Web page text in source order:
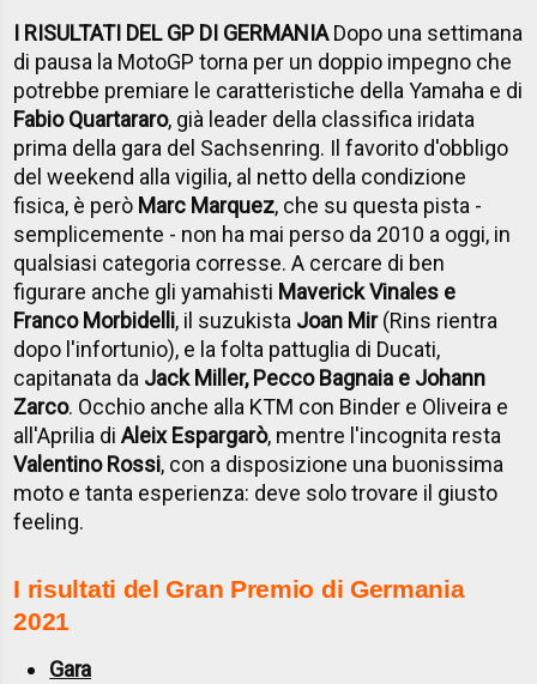
I RISULTATI DEL GP DI GERMANIADopo una settimana
di pausa la MotoGP torna per un doppio impegno che
potrebbe premiare le caratteristiche della Yamaha e di
Fabio Quartararo, già leader della classifica iridata
prima della gara del Sachsenring. Il favorito d'obbligo
del weekend alla vigilia, al netto della condizione
fisica, è però Marc Marquez, che su questa pista -
semplicemente - non ha mai perso da 2010 a oggi, in
qualsiasi categoria corresse. A cercare di ben
figurare anche gli yamahisti Maverick Vinales e
Franco Morbidelli, il suzukista Joan Mir(Rins rientra
dopo l'infortunio), e la folta pattuglia di Ducati,
capitanata da Jack Miller, Pecco Bagnaia e Johann
Zarco. Occhio anche alla KTM con Binder e Oliveira e
all'Aprilia diAleix Espargarò, mentre l'incognita resta
Valentino Rossi, con a disposizione una buonissima
moto e tanta esperienza: deve solo trovare il giusto
feeling.
I risultati del Gran Premio di Germania
2021
Gara